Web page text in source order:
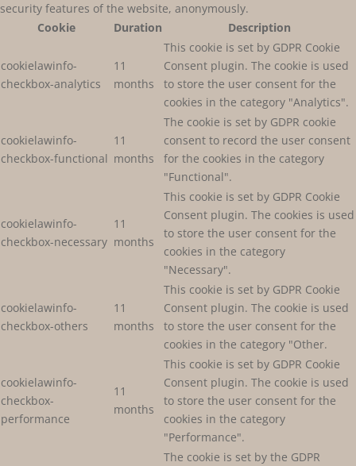
security features of the website, anonymously.
Cookie
Duration Description
cookielawinfo-
checkbox-analytics
11
months
This cookie is set by GDPR Cookie
Consent plugin. The cookie is used
to store the user consent for the
cookies in the category "Analytics".
cookielawinfo-
checkbox-functional
11
months
The cookie is set by GDPR cookie
consent to record the user consent
for the cookies in the category
"Functional".
cookielawinfo-
checkbox-necessary
11
months
This cookie is set by GDPR Cookie
Consent plugin. The cookies is used
to store the user consent for the
cookies in the category
"Necessary".
cookielawinfo-
checkbox-others
11
months
This cookie is set by GDPR Cookie
Consent plugin. The cookie is used
to store the user consent for the
cookies in the category "Other.
cookielawinfo-
checkbox-
performance
11
months
This cookie is set by GDPR Cookie
Consent plugin. The cookie is used
to store the user consent for the
cookies in the category
"Performance".
The cookie is set by the GDPR